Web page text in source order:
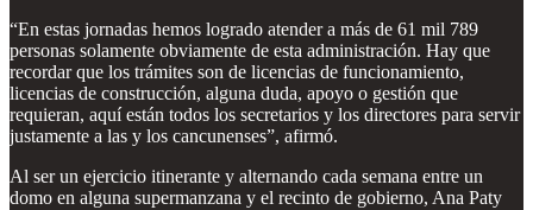
“En estas jornadas hemos logrado atender a más de 61 mil 789
personas solamente obviamente de esta administración. Hay que
recordar que los trámites son de licencias de funcionamiento,
licencias de construcción, alguna duda, apoyo o gestión que
requieran, aquí están todos los secretarios y los directores para servir
justamente a las y los cancunenses”, afirmó.
Al ser un ejercicio itinerante y alternando cada semana entre un
domo en alguna supermanzana y el recinto de gobierno, Ana Paty